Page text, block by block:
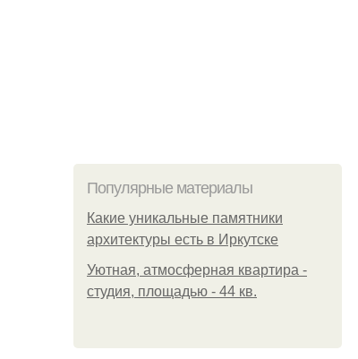
Популярные материалы
Какие уникальные памятники
архитектуры есть в Иркутске
Уютная, атмосферная квартира -
студия, площадью - 44 кв.